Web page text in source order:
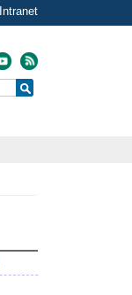
Intranet